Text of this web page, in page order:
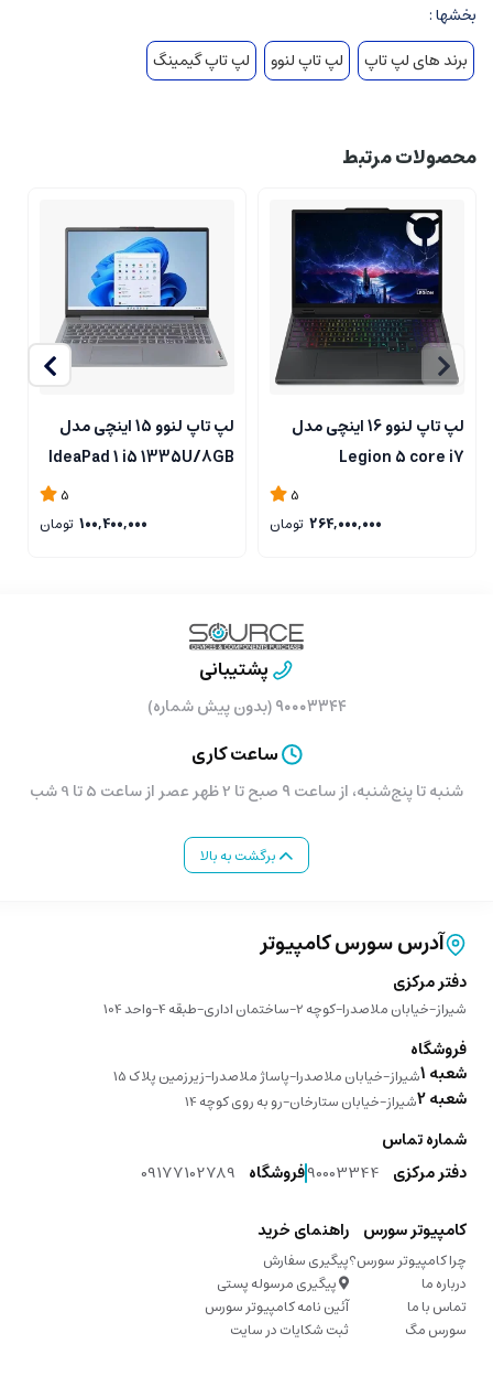
بخشها :
برند های لپ تاپ
لپ تاپ لنوو لپ تاپ گیمینگ
محصولات مرتبط
لپ تاپ لنوو 16 اینچی مدل
Legion 5 core i7
13650HX/16GB RAM/1TB
SSD/RTX5050 8GB
5
264,000,000 تومان
لپ تاپ لنوو 15 اینچی مدل
IdeaPad 1 i5 1335U/8GB
RAM/ 512GB SSD/intel
5
100,400,000 تومان
پشتیبانی
۹۰۰۰۳۳۴۴ (بدون پیش شماره)
ساعت کاری
شنبه تا پنج‌شنبه، از ساعت ۹ صبح تا 2 ظهر عصر از ساعت 5 تا 9 شب
برگشت به بالا
آدرس سورس کامپیوتر
دفتر مرکزی
شیراز-خیابان ملاصدرا-کوچه 2-ساختمان اداری-طبقه 4-واحد 104
فروشگاه
شعبه 1 شیراز-خیابان ملاصدرا-پاساژ ملاصدرا-زیرزمین پلاک 15
شعبه 2 شیراز-خیابان ستارخان-رو به روی کوچه 14
شماره تماس
دفتر مرکزی 90003344فروشگاه 09177102789
کامپیوتر سورس
چرا کامپیوتر سورس؟
درباره ما
تماس با ما
سورس مگ
راهنمای خرید
پیگیری سفارش
پیگیری مرسوله پستی
آئین نامه کامپیوتر سورس
ثبت شکایات در سایت